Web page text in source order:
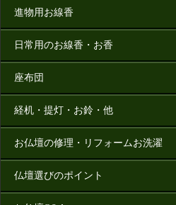
進物用お線香
日常用のお線香・お香
座布団
経机・提灯・お鈴・他
お仏壇の修理・リフォームお洗濯
仏壇選びのポイント